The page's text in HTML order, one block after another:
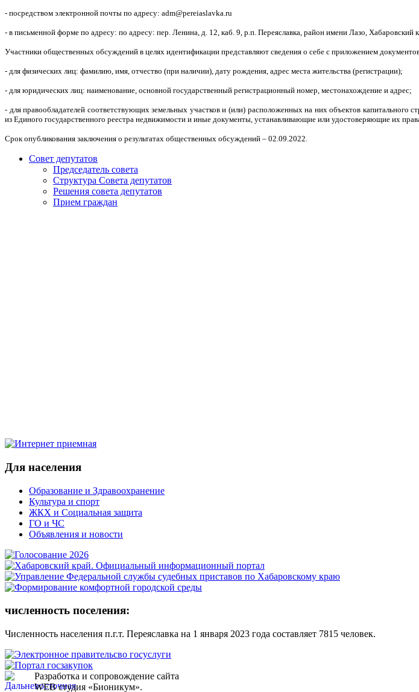
- посредством электронной почты по адресу: adm@pereiaslavka.ru
- в письменной форме по адресу: по адресу: пер. Ленина, д. 12, каб. 9, р.п. Переяславка, район имени Лазо, Хабаровский
Участники общественных обсуждений в целях идентификации представляют сведения о себе с приложением
- для физических лиц: фамилию, имя, отчество (при наличии), дату рождения, адрес места жительства (регистрации);
- для юридических лиц: наименование, основной государственный регистрационный номер, местонахождение и адрес;
- для правообладателей соответствующих земельных участков и (или) расположенных на них объектов капитального
из Единого государственного реестра недвижимости и иные документы, устанавливающие или удостоверяющие их
Срок опубликования заключения о результатах общественных обсуждений – 02.09.2022.
Совет депутатов
Председатель совета
Структура Совета депутатов
Решения совета депутатов
Прием граждан
Для населения
Образование и Здравоохранение
Культура и спорт
ЖКХ и Социальная защита
ГО и ЧС
Объявления и новости
численность поселения:
Численность населения п.г.т. Переяславка на 1 января 2023 года составляет 7815 человек.
Разработка и сопровождение сайта
WEB студия «Бионикум».